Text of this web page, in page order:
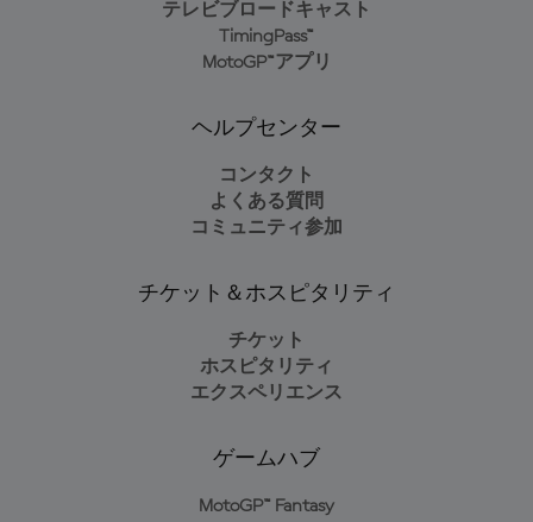
テレビブロードキャスト
TimingPass™
MotoGP™アプリ
ヘルプセンター
コンタクト
よくある質問
コミュニティ参加
チケット＆ホスピタリティ
チケット
ホスピタリティ
エクスペリエンス
ゲームハブ
MotoGP™ Fantasy